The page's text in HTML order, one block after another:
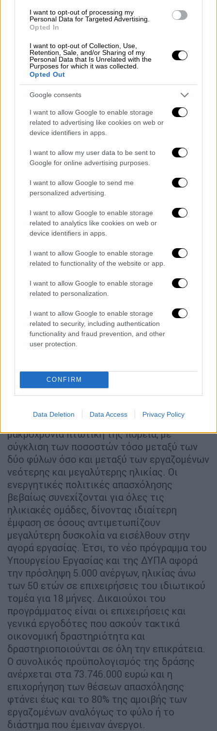
I want to opt-out of processing my
Personal Data for Targeted Advertising.
Opted In
I want to opt-out of Collection, Use,
Retention, Sale, and/or Sharing of my
Personal Data that Is Unrelated with the
Purposes for which it was collected.
Opted Out
Google consents
I want to allow Google to enable storage
related to advertising like cookies on web or
device identifiers in apps.
I want to allow my user data to be sent to
Google for online advertising purposes.
I want to allow Google to send me
personalized advertising.
I want to allow Google to enable storage
related to analytics like cookies on web or
device identifiers in apps.
I want to allow Google to enable storage
related to functionality of the website or app.
I want to allow Google to enable storage
related to personalization.
I want to allow Google to enable storage
related to security, including authentication
functionality and fraud prevention, and other
user protection.
CONFIRM
Data Deletion Data Access Privacy Policy
προσέλκυση προσωπικού υψηλής
εξειδίκευσης (σπουδαστές, φοιτητές και
λήπτες ιατρικών υπηρεσιών) με μια σειρά
«έξυπνων» εθνικών θεωρήσεων όπως η tech
και η talent visa, ενώ ο τρίτος άξονας
επιδιώκει να αξιοποιήσει ως ανθρώπινο
δυναμικό στην εγχώρια αγορά εργασίας τους
δικαιούχους ασύλου (είναι περίπου 20.000
αυτή τη στιγμή οι έχοντες προσφυγικό
προφίλ). Η ενίσχυση των νόμιμων οδών
όχι τα κυκλώματα αποφασίζουμε ποιοι θα
έρθουν, με ποιους όρους και για πόσο καιρό,
με βασικό στόχο να καλύψουμε τα κενά που
υπάρχουν σε συγκεκριμένους κλάδους της
αγοράς εργασίας και να διατηρήσουμε τους
ρυθμούς ανάπτυξης της οικονομίας μας στα
ίδια και γιατί όχι σε υψηλότερα επίπεδα.
ανεργία τον Αύγουστο υποχώρησε στο 8,1%.
Σύμφωνα με την ΕΛΣΤΑΤ οι άνεργοι φέτος
ήταν 72.352 λιγότεροι σε σχέση με τον
Αύγουστο του 2024 και κατά 11.542 άτομα σε
σχέση με τον Ιούλιο του 2025 (-2,9%). Το
ποσοστό ανεργίας ανέρχεται σε 6,1% για
τους άνδρες και 10,6% για τις γυναίκες, με
τη διαχρονική τάση να υποδεικνύει σύγκλιση
Ακόμη, το ποσοστό ανεργίας ανέρχεται σε
19,0% για την ηλικιακή ομάδα 15–24 και 7,5%
για την ομάδα 25–74, με τη μεταξύ τους
απόκλιση να μειώνεται επίσης διαχρονικά.
Συνολικά, η ανεργία συνεχίζει τη
μακροχρόνια πτωτική της πορεία, με
σύγκλιση των ποσοστών τόσο μεταξύ των
δύο φύλων όσο και μεταξύ των εργαζομένων
νεότερης και μεγαλύτερης ηλικίας. Οι
ενεργητικές πολιτικές απασχόλησης
βεβαίως συνεχίζονται για όλες τις
ηλικιακές ομάδες, δίνοντας ιδιαίτερη
έμφαση σε όσους αντιμετωπίζουν
μεγαλύτερη δυσκολία να εισέλθουν στην
αγορά εργασίας. Έτσι, το νέο πρόγραμμα του
Υπουργείου Εργασίας και της ΔΥΠΑ αφορά
την πρόσληψη 5.000 ανέργων, ηλικίας άνω
των 50 ετών σε επιχειρήσεις του ιδιωτικού
τομέα για 18 μήνες. Δικαιούχοι του
προγράμματος είναι οι επιχειρήσεις και
γενικά εργοδότες που ασκούν τακτικά
οικονομική δραστηριότητα και
δραστηριοποιούνται σε όλη την επικράτεια.
Ο συνολικός προϋπολογισμός της δράσης
ανέρχεται στα 73.746.000 ευρώ και η
επιχορήγηση των θέσεων απασχόλησης
φτάνει έως και το 80% της αμοιβής των
εργαζομένων αναλόγως το φύλο ή το
διάστημα που έμειναν άνεργοι.